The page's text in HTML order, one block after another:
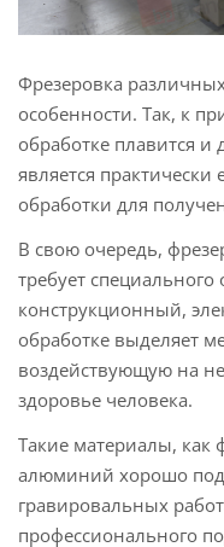
Фрезеровка
особенности. Так, к
обработке плавится и
является
обработки для
В свою очередь,
требует
конструкционный,
обработке выделяет
воздействующую на
здоровье человека.
Такие материалы,
алюминий хорошо
гравировальных
профессионального